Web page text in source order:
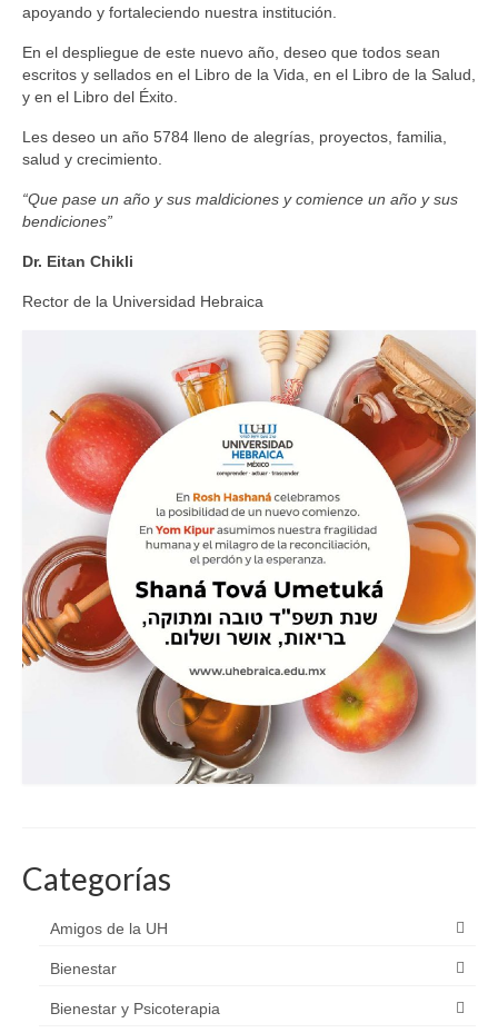
apoyando y fortaleciendo nuestra institución.
En el despliegue de este nuevo año, deseo que todos sean
escritos y sellados en el Libro de la Vida, en el Libro de la Salud,
y en el Libro del Éxito.
Les deseo un año 5784 lleno de alegrías, proyectos, familia,
salud y crecimiento.
“Que pase un año y sus maldiciones y comience un año y sus
bendiciones”
Dr. Eitan Chikli
Rector de la Universidad Hebraica
Categorías
Amigos de la UH
Bienestar
Bienestar y Psicoterapia